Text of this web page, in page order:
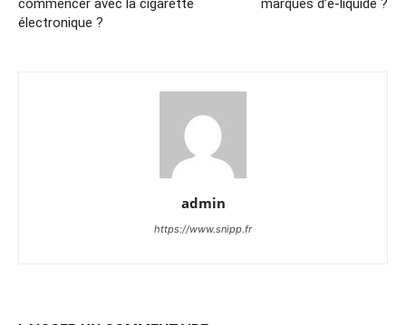
commencer avec la cigarette
électronique ?
marques d’e-liquide ?
admin
https://www.snipp.fr